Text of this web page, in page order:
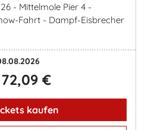
- Mittelmole Pier 4 -
Fahrt - Dampf-Eisbrecher
72,09 €
kaufen